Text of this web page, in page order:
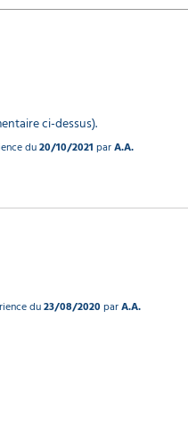
ci-dessus).
du20/10/2021 parA.A.
du23/08/2020 parA.A.